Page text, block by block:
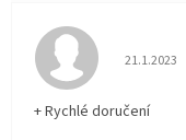
21.1.2023
+ Rychlé doručení